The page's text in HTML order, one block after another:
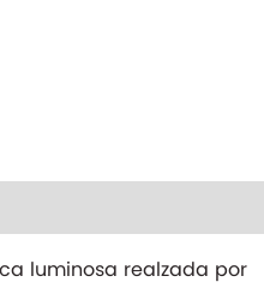
luminosa realzada por